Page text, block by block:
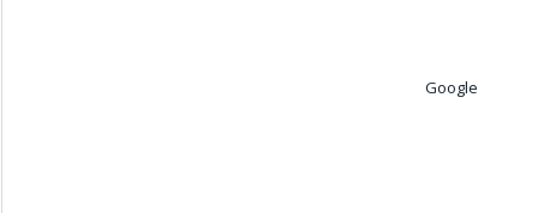
Google